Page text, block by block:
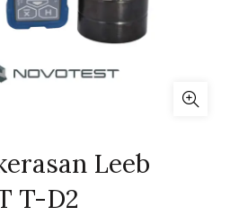
Leeb
T-D2